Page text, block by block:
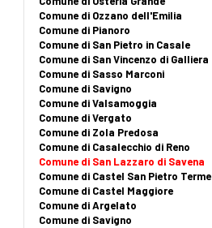
Comune di Ozzano dell'Emilia
Comune di Pianoro
Comune di San Pietro in Casale
Comune di San Vincenzo di Galliera
Comune di Sasso Marconi
Comune di Savigno
Comune di Valsamoggia
Comune di Vergato
Comune di Zola Predosa
Comune di Casalecchio di Reno
Comune di San Lazzaro di Savena
Comune di Castel San Pietro Terme
Comune di Castel Maggiore
Comune di Argelato
Comune di Savigno